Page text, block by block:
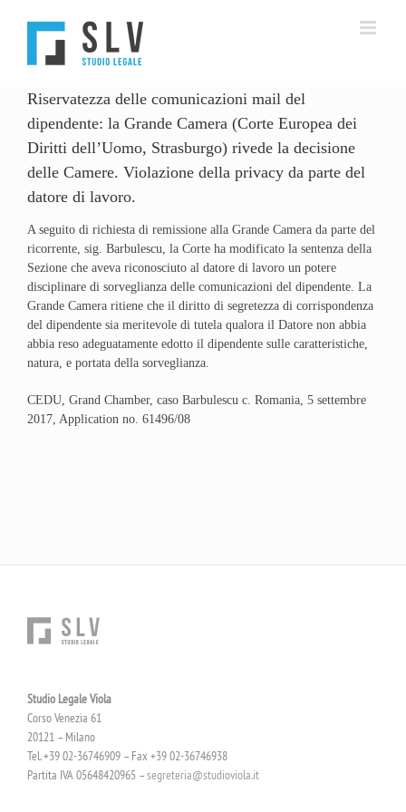
Riservatezza delle comunicazioni mail del
dipendente: la Grande Camera (Corte Europea dei
Diritti dell’Uomo, Strasburgo) rivede la decisione
delle Camere. Violazione della privacy da parte del
datore di lavoro.
A seguito di richiesta di remissione alla Grande Camera da parte del
ricorrente, sig. Barbulescu, la Corte ha modificato la sentenza della
Sezione che aveva riconosciuto al datore di lavoro un potere
disciplinare di sorveglianza delle comunicazioni del dipendente. La
Grande Camera ritiene che il diritto di segretezza di corrispondenza
del dipendente sia meritevole di tutela qualora il Datore non abbia
abbia reso adeguatamente edotto il dipendente sulle caratteristiche,
natura, e portata della sorveglianza.
CEDU, Grand Chamber, caso Barbulescu c. Romania, 5 settembre
2017, Application no. 61496/08
Studio Legale Viola
Corso Venezia 61
20121 – Milano
Tel. +39 02-36746909 – Fax +39 02-36746938
Partita IVA 05648420965 –segreteria@studioviola.it